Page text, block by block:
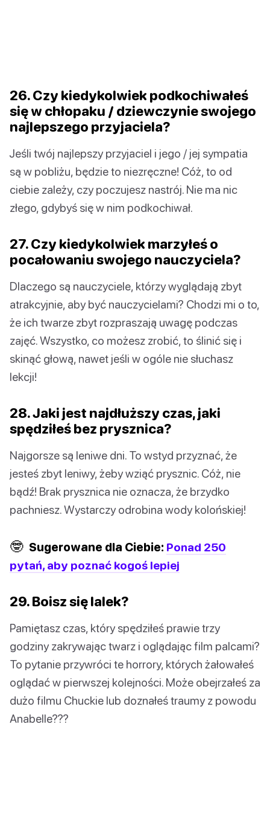
26. Czy kiedykolwiek podkochiwałeś
się w chłopaku / dziewczynie swojego
najlepszego przyjaciela?
Jeśli twój najlepszy przyjaciel i jego / jej sympatia
są w pobliżu, będzie to niezręczne! Cóż, to od
ciebie zależy, czy poczujesz nastrój. Nie ma nic
złego, gdybyś się w nim podkochiwał.
27. Czy kiedykolwiek marzyłeś o
pocałowaniu swojego nauczyciela?
Dlaczego są nauczyciele, którzy wyglądają zbyt
atrakcyjnie, aby być nauczycielami? Chodzi mi o to,
że ich twarze zbyt rozpraszają uwagę podczas
zajęć. Wszystko, co możesz zrobić, to ślinić się i
skinąć głową, nawet jeśli w ogóle nie słuchasz
lekcji!
28. Jaki jest najdłuższy czas, jaki
spędziłeś bez prysznica?
Najgorsze są leniwe dni. To wstyd przyznać, że
jesteś zbyt leniwy, żeby wziąć prysznic. Cóż, nie
bądź! Brak prysznica nie oznacza, że brzydko
pachniesz. Wystarczy odrobina wody kolońskiej!
🤓 Sugerowane dla Ciebie: Ponad 250
pytań, aby poznać kogoś lepiej
29. Boisz się lalek?
Pamiętasz czas, który spędziłeś prawie trzy
godziny zakrywając twarz i oglądając film palcami?
To pytanie przywróci te horrory, których żałowałeś
oglądać w pierwszej kolejności. Może obejrzałeś za
dużo filmu Chuckie lub doznałeś traumy z powodu
Anabelle???